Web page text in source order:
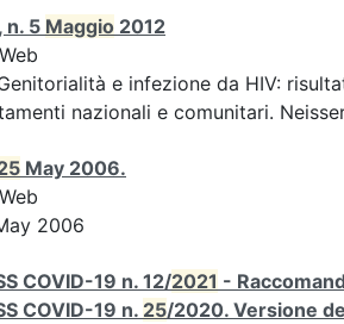
, n. 5 Maggio 2012
e infezione da HIV:
nazionali e comunitari.
May 2006.
2006
COVID-19 n. 12/2021 -
COVID-19 n. 25/2020. Versione